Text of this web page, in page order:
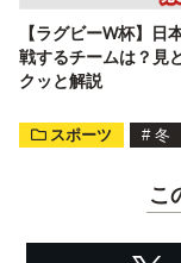
【ラグビーW杯】日
戦するチームは？見
クッと解説
スポーツ # 冬
こ